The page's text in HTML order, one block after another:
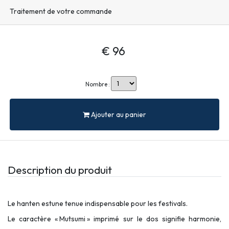
Traitement de votre commande
€ 96
Nombre :
Ajouter au panier
Description du produit
Le hanten estune tenue indispensable pour les festivals.
Le caractère « Mutsumi » imprimé sur le dos signifie harmonie,